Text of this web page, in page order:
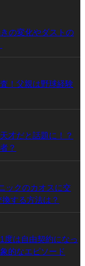
の変化やダストの
！父親は野球経験
才だと話題に！？
？
ックのカオスに交
する方法は？
度は自由契約になっ
的なエピソード